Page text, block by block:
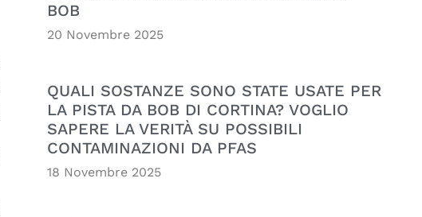
BOB
20 Novembre 2025
QUALI SOSTANZE SONO STATE USATE PER
LA PISTA DA BOB DI CORTINA? VOGLIO
SAPERE LA VERITÀ SU POSSIBILI
CONTAMINAZIONI DA PFAS
18 Novembre 2025